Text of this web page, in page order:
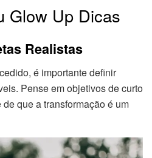
Glow Up Dicas
Realistas
é importante definir
Pense em objetivos de curto
que a transformação é um